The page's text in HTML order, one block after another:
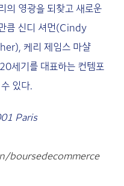
의 영광을 되찾고 새로운
큼 신디 셔먼(Cindy
케리 제임스 마샬
세기를 대표하는 컨템포
있다.
Paris
boursedecommerce